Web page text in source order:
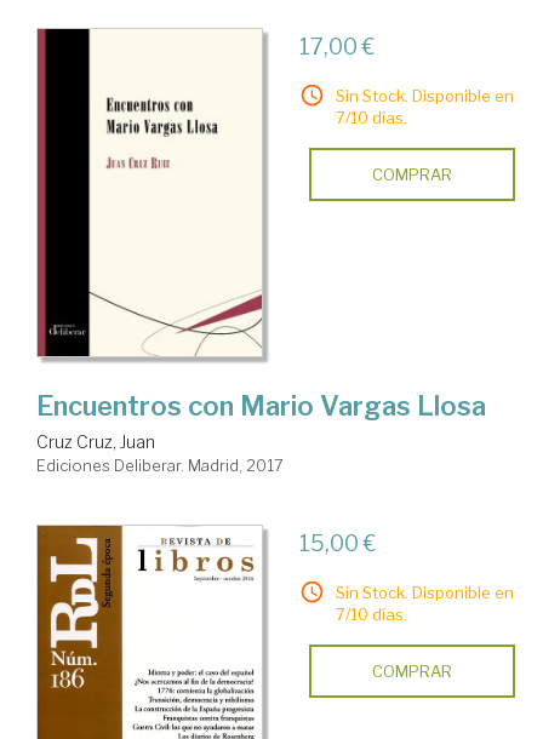
17,00 €
Sin Stock. Disponible en
7/10 días.
COMPRAR
Encuentros con Mario Vargas Llosa
Cruz Cruz, Juan
Ediciones Deliberar. Madrid, 2017
15,00 €
Sin Stock. Disponible en
7/10 días.
COMPRAR